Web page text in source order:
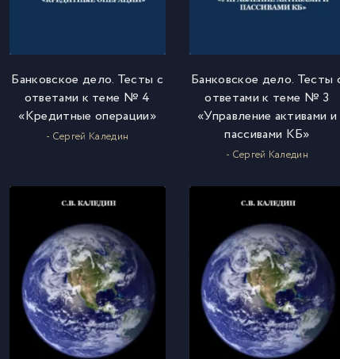
Банковское дело. Тесты с
ответами к теме № 4
«Кредитные операции»
- Сергей Каледин
Банковское дело. Тесты
ответами к теме № 3
«Управление активами и
пассивами КБ»
- Сергей Каледин